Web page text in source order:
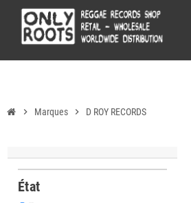
chevron_right Marques chevron_right D ROY RECORDS
État